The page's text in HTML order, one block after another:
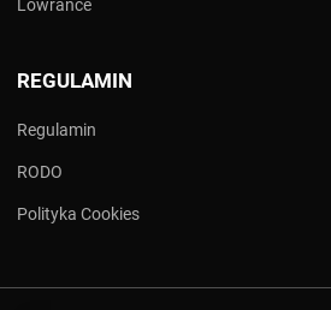
Lowrance
REGULAMIN
Regulamin
RODO
Polityka Cookies